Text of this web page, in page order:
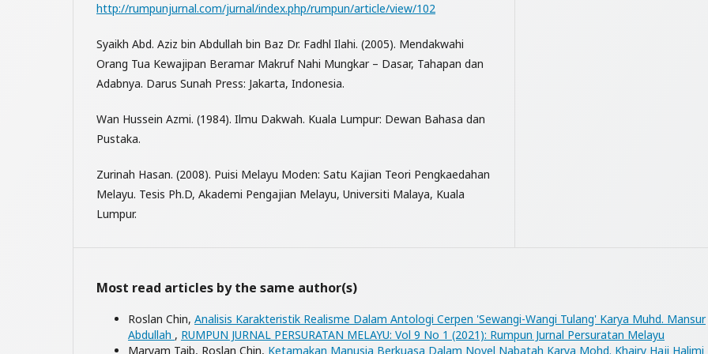
http://rumpunjurnal.com/jurnal/index.php/rumpun/article/view/102
Syaikh Abd. Aziz bin Abdullah bin Baz Dr. Fadhl Ilahi. (2005). Mendakwahi
Orang Tua Kewajipan Beramar Makruf Nahi Mungkar – Dasar, Tahapan dan
Adabnya. Darus Sunah Press: Jakarta, Indonesia.
Wan Hussein Azmi. (1984). Ilmu Dakwah. Kuala Lumpur: Dewan Bahasa dan
Pustaka.
Zurinah Hasan. (2008). Puisi Melayu Moden: Satu Kajian Teori Pengkaedahan
Melayu. Tesis Ph.D, Akademi Pengajian Melayu, Universiti Malaya, Kuala
Lumpur.
Most read articles by the same author(s)
Roslan Chin, Analisis Karakteristik Realisme Dalam Antologi Cerpen 'Sewangi-Wangi Tulang' Karya Muhd. Mansur
Abdullah , RUMPUN JURNAL PERSURATAN MELAYU: Vol 9 No 1 (2021): Rumpun Jurnal Persuratan Melayu
Maryam Taib, Roslan Chin, Ketamakan Manusia Berkuasa Dalam Novel Nabatah Karya Mohd. Khairy Haji Halimi